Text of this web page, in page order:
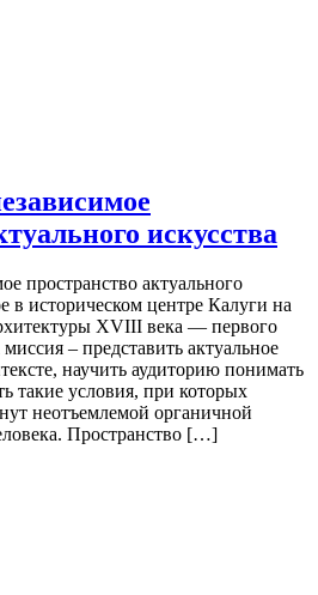
искусства
пространство актуального
в историческом центре Калуги на
XVIII века — первого
– представить актуальное
научить аудиторию понимать
такие условия, при которых
неотъемлемой органичной
Пространство […]